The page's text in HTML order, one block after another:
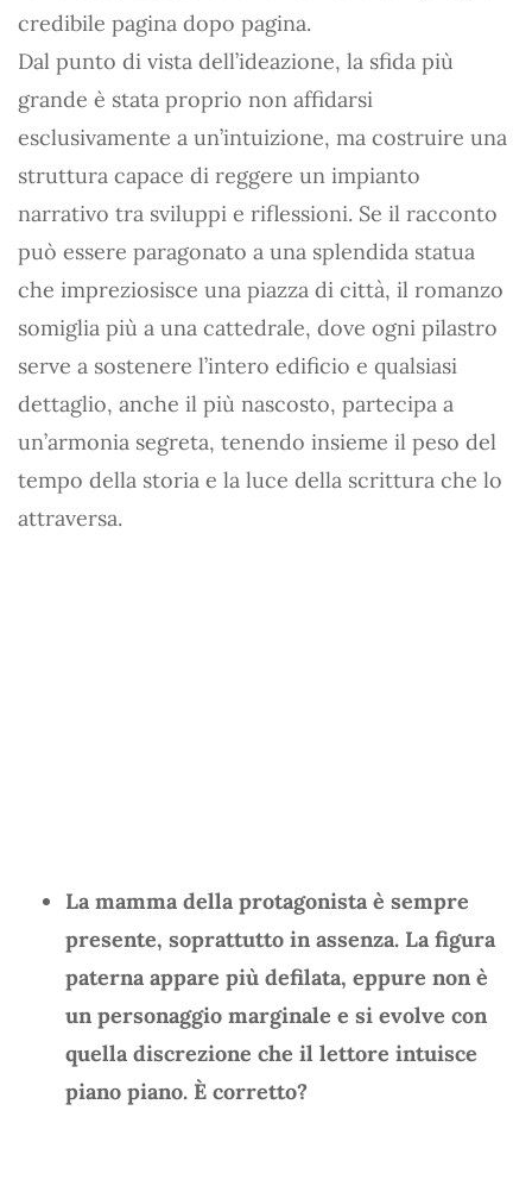
credibile pagina dopo pagina.
Dal punto di vista dell’ideazione, la sfida più
grande è stata proprio non affidarsi
esclusivamente a un’intuizione, ma costruire una
struttura capace di reggere un impianto
narrativo tra sviluppi e riflessioni. Se il racconto
può essere paragonato a una splendida statua
che impreziosisce una piazza di città, il romanzo
somiglia più a una cattedrale, dove ogni pilastro
serve a sostenere l’intero edificio e qualsiasi
dettaglio, anche il più nascosto, partecipa a
un’armonia segreta, tenendo insieme il peso del
tempo della storia e la luce della scrittura che lo
attraversa.
La mamma della protagonista è sempre
presente, soprattutto in assenza. La figura
paterna appare più defilata, eppure non è
un personaggio marginale e si evolve con
quella discrezione che il lettore intuisce
piano piano. È corretto?